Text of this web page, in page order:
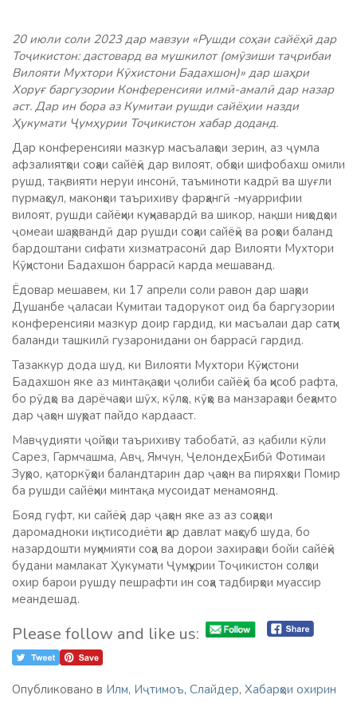
20 июли соли 2023 дар мавзуи «Рушди соҳаи сайёҳӣ дар
Тоҷикистон: дастовард ва мушкилот (омӯзиши таҷрибаи
Вилояти Мухтори Кӯхистони Бадахшон)» дар шаҳри
Хоруғ баргузории Конференсияи илмӣ-амалӣ дар назар
аст. Дар ин бора аз Кумитаи рушди сайёҳии назди
Ҳукумати Ҷумҳурии Тоҷикистон хабар доданд.
Дар конференсияи мазкур масъалаҳои зерин, аз ҷумла
афзалиятҳои соҳаи сайёҳӣ дар вилоят, обҳои шифобахш омили
рушд, тақвияти неруи инсонӣ, таъминоти кадрӣ ва шуғли
пурмаҳсул, маконҳои таърихиву фарҳангӣ -муаррифии
вилоят, рушди сайёҳии куҳнавардӣ ва шикор, нақши ниҳодҳои
ҷомеаи шаҳрвандӣ дар рушди соҳаи сайёҳӣ ва роҳҳои баланд
бардоштани сифати хизматрасонӣ дар Вилояти Мухтори
Кӯҳистони Бадахшон баррасӣ карда мешаванд.
Ёдовар мешавем, ки 17 апрели соли равон дар шаҳри
Душанбе ҷаласаи Кумитаи тадорукот оид ба баргузории
конференсияи мазкур доир гардид, ки масъалаи дар сатҳи
баланди ташкилӣ гузаронидани он баррасӣ гардид.
Тазаккур дода шуд, ки Вилояти Мухтори Кӯҳистони
Бадахшон яке аз минтақаҳои ҷолиби сайёҳӣ ба ҳисоб рафта,
бо рӯдҳо ва дарёчаҳои шӯх, кӯлҳо, кӯҳҳо ва манзараҳои беҳамто
дар ҷаҳон шуҳрат пайдо кардааст.
Мавҷудияти ҷойҳои таърихиву табобатӣ, аз қабили кӯли
Сарез, Гармчашма, Авҷ, Ямчун, Ҷелондеҳ, Бибӣ Фотимаи
Зуҳро, қаторкӯҳҳои баландтарин дар ҷаҳон ва пиряхҳои Помир
ба рушди сайёҳии минтақа мусоидат менамоянд.
Бояд гуфт, ки сайёҳӣ дар ҷаҳон яке аз аз соҳаҳои
даромадноки иқтисодиёти ҳар давлат маҳсуб шуда, бо
назардошти муҳимияти соҳа ва дорои захираҳои бойи сайёҳӣ
будани мамлакат Ҳукумати Ҷумҳурии Тоҷикистон солҳои
охир барои рушду пешрафти ин соҳа тадбирҳои муассир
меандешад.
Please follow and like us:
Опубликовано в Илм, Иҷтимоъ, Слайдер, Хабарҳои охирин